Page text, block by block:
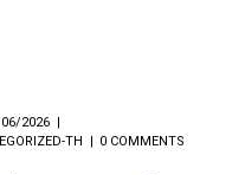
2026
TH 0 COMMENTS